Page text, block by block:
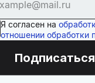
Я согласен на
отношении обработки
Подписаться